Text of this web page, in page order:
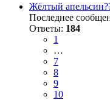
Жёлтый
Последнее
Ответы: 184
1
…
7
8
9
10